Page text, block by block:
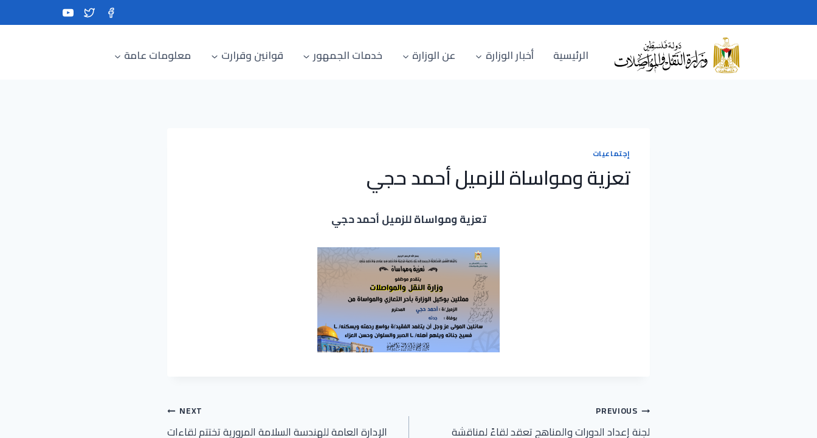
to
الرئيسية أخبار الوزارة عن الوزارة خدمات الجمهور قوانين وقرارت معلومات عامة
إجتماعيات
تعزية ومواساة للزميل أحمد حجي
تعزية ومواساة للزميل أحمد حجي
تصفّح
PREVIOUS
لجنة إعداد الدورات والمناهج تعقد لقاءً لمناقشة
NEXT
الإدارة العامة للهندسة السلامة المرورية تختتم لقاءات